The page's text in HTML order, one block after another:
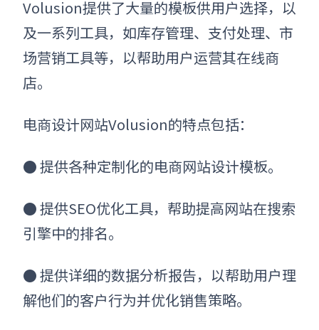
Volusion提供了大量的模板供用户选择，以
及一系列工具，如库存管理、支付处理、市
场营销工具等，以帮助用户运营其在线商
店。
电商设计网站Volusion的特点包括：
●提供各种定制化的电商网站设计模板。
●提供SEO优化工具，帮助提高网站在搜索
引擎中的排名。
●提供详细的数据分析报告，以帮助用户理
解他们的客户行为并优化销售策略。